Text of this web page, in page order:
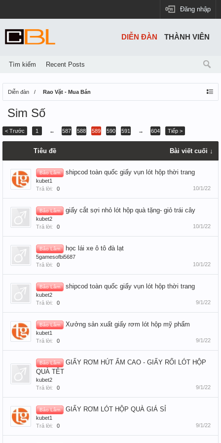
Đăng nhập
Diễn đàn Rao Vặt - Mua Bán
Sim Số
< Trước 1 ← 587 588 589 590 591 → 604 Tiếp >
Tiêu đề Bài viết cuối ↓
Bảo Lâm shipcod toàn quốc giấy vụn lót hộp thời trang
kubet1
Trả lời:
0 10/1/22
Bảo Lâm giấy cắt sợi nhỏ lót hộp quà tặng- giỏ trái cây
kubet2
Trả lời:
0 10/1/22
Bảo Lâm học lái xe ô tô đà lạt
5gamesofbi5687
Trả lời:
0 10/1/22
Bảo Lâm shipcod toàn quốc giấy vụn lót hộp thời trang
kubet2
Trả lời:
0 9/1/22
Bảo Lâm Xưởng sản xuất giấy rơm lót hộp mỹ phẩm
kubet1
Trả lời:
0 9/1/22
Bảo Lâm
GIẤY RƠM HÚT ẨM CAO - GIẤY RỐI LÓT HỘP
QUÀ TÊT
kubet2
Trả lời:
0 9/1/22
Bảo Lâm GIẤY RƠM LÓT HỘP QUÀ GIÁ SỈ
kubet1
Trả lời:
0 9/1/22
DIỄN ĐÀN
Tìm kiếm Recent Posts
THÀNH VIÊN